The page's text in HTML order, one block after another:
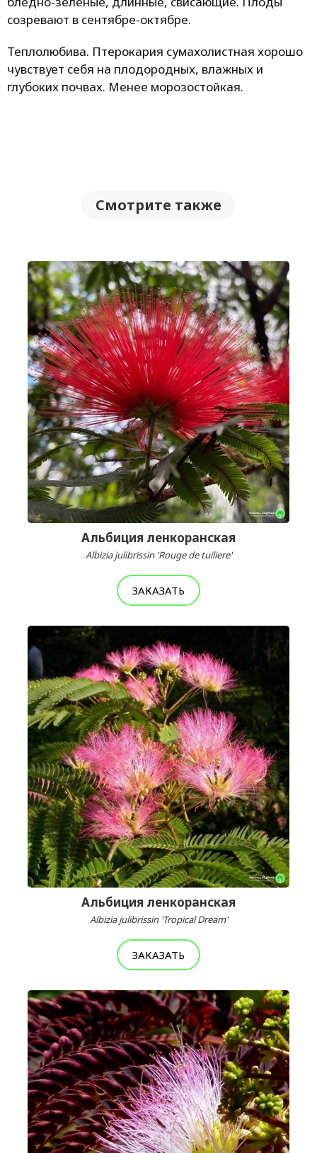
созревают в сентябре-октябре.
Теплолюбива. Птерокария сумахолистная хорошо
чувствует себя на плодородных, влажных и
глубоких почвах. Менее морозостойкая.
Смотрите также
Альбиция ленкоранская
Albizia julibrissin 'Rouge de tuiliere'
ЗАКАЗАТЬ
Альбиция ленкоранская
Albizia julibrissin 'Tropical Dream'
ЗАКАЗАТЬ